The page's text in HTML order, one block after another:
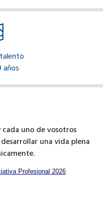
años
uno de vosotros
una vida plena
Profesional 2026